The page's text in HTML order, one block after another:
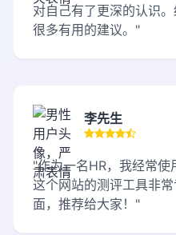
对自己有了更深的认识
很多有用的建议。"
李先生
"作为一名HR，我经常使
这个网站的测评工具非
面，推荐给大家！"